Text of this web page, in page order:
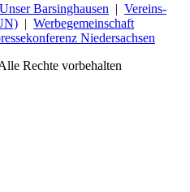
Unser Barsinghausen | Vereins-
| Werbegemeinschaft
Niedersachsen
Rechte vorbehalten